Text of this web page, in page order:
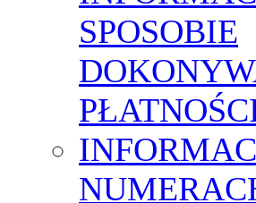
SPOSOBIE